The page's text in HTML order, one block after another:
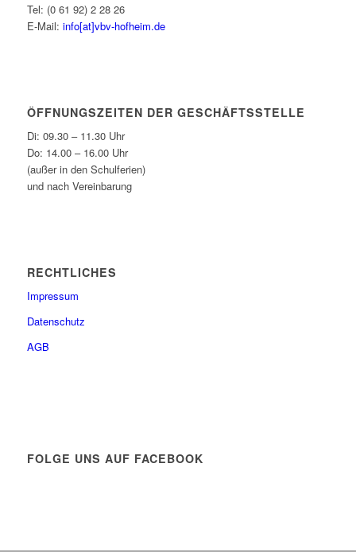
Tel: (0 61 92) 2 28 26
E-Mail: info[at]vbv-hofheim.de
ÖFFNUNGSZEITEN DER GESCHÄFTSSTELLE
Di: 09.30 – 11.30 Uhr
Do: 14.00 – 16.00 Uhr
(außer in den Schulferien)
und nach Vereinbarung
RECHTLICHES
Impressum
Datenschutz
AGB
FOLGE UNS AUF FACEBOOK